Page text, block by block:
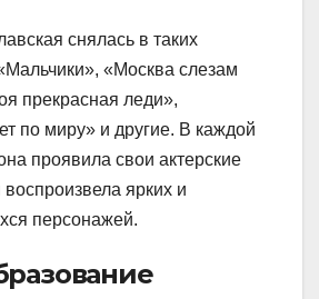
снялась в таких
«Москва слезам
прекрасная леди»,
по миру» и другие. В каждой
проявила свои актерские
ярких и
персонажей.